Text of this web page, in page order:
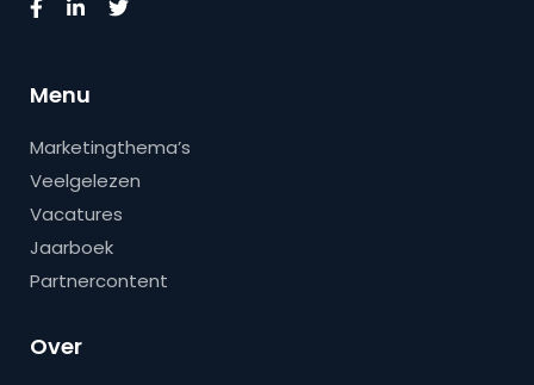
Menu
Marketingthema’s
Veelgelezen
Vacatures
Jaarboek
Partnercontent
Over